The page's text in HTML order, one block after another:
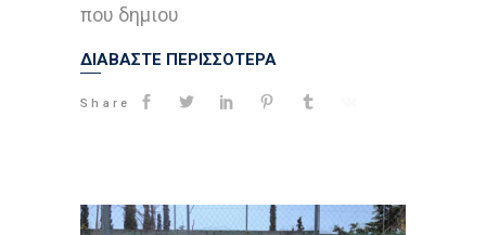
που δημιου
ΔΙΑΒΑΣΤΕ ΠΕΡΙΣΣΟΤΕΡΑ
Share